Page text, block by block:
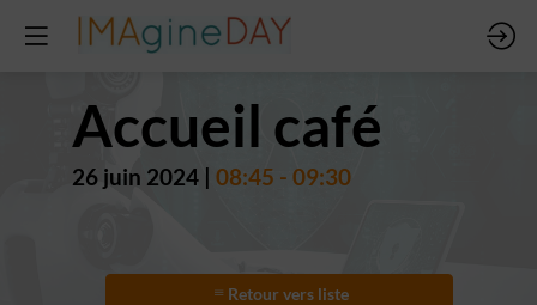
Accueil café
26 juin 2024 08:45 - 09:30
Retour vers liste